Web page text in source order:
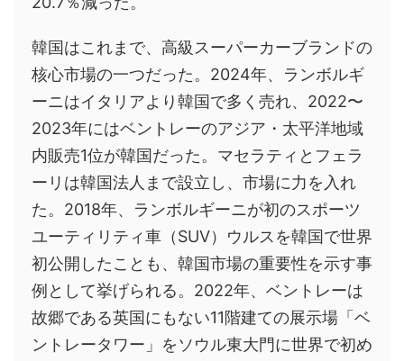
韓国はこれまで、高級スーパーカーブランドの
核心市場の一つだった。2024年、ランボルギ
ーニはイタリアより韓国で多く売れ、2022〜
2023年にはベントレーのアジア・太平洋地域
内販売1位が韓国だった。マセラティとフェラ
ーリは韓国法人まで設立し、市場に力を入れ
た。2018年、ランボルギーニが初のスポーツ
ユーティリティ車（SUV）ウルスを韓国で世界
初公開したことも、韓国市場の重要性を示す事
例として挙げられる。2022年、ベントレーは
故郷である英国にもない11階建ての展示場「ベ
ントレータワー」をソウル東大門に世界で初め